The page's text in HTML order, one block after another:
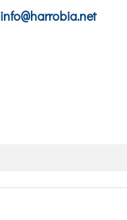
info@harrobia.net